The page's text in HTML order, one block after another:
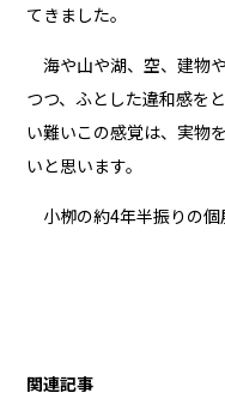
てきました。
海や山や湖、空、建物
つつ、ふとした違和感を
い難いこの感覚は、実物
いと思います。
小栁の約4年半振りの個
関連記事